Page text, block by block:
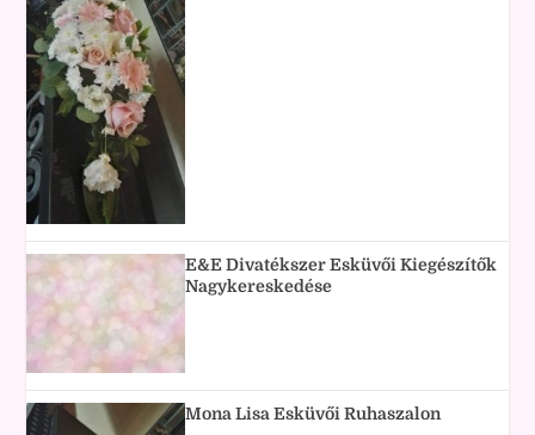
E&E Divatékszer Esküvői Kiegészítők
Nagykereskedése
Mona Lisa Esküvői Ruhaszalon